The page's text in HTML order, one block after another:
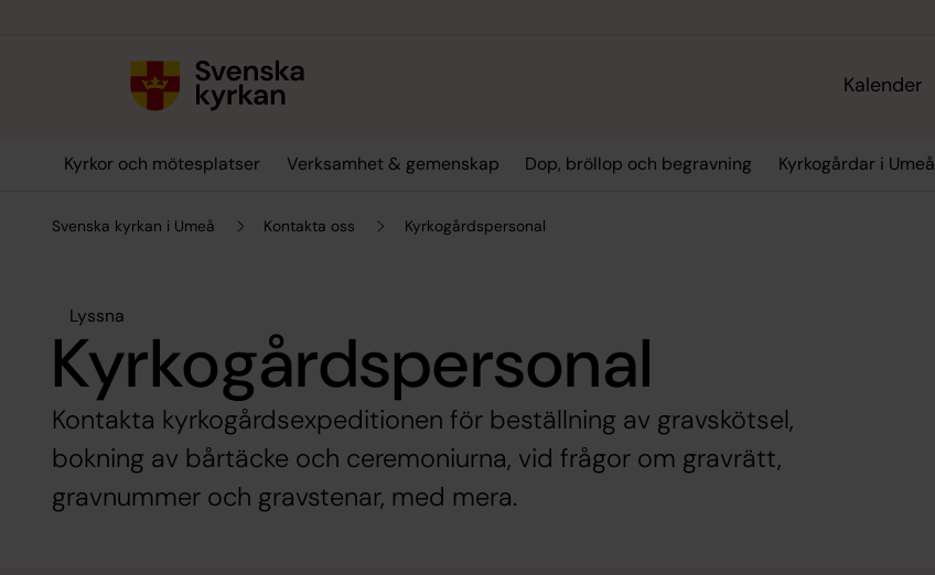
Kalender
Kyrkor och mötesplatser Verksamhet & gemenskap Dop, bröllop och begravning Kyrkogårdar i Umeå
Svenska kyrkan i Umeå Kontakta oss Kyrkogårdspersonal
Lyssna
Kyrkogårdspersonal
Kontakta kyrkogårdsexpeditionen för beställning av gravskötsel,
bokning av bårtäcke och ceremoniurna, vid frågor om gravrätt,
gravnummer och gravstenar, med mera.